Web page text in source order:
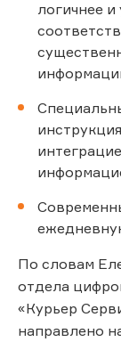
логичнее
По словам
отдела
«Курьер
направлено